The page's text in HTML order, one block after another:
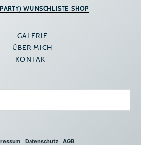
WUNSCHLISTE SHOP
GALERIE
ÜBER MICH
KONTAKT
Datenschutz AGB